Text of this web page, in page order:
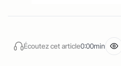
Écoutez cet article0:00min